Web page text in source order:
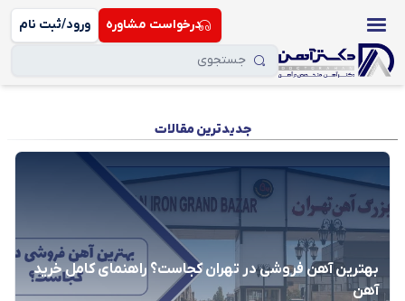
درخواست مشاوره ورود/ثبت نام
جدیدترین مقالات
بهترین آهن فروشی در تهران کجاست؟ راهنمای کامل خرید
آهن